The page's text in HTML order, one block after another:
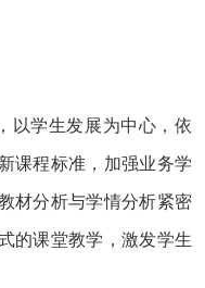
以学生发展为中心，依
课程标准，加强业务学
材分析与学情分析紧密
的课堂教学，激发学生